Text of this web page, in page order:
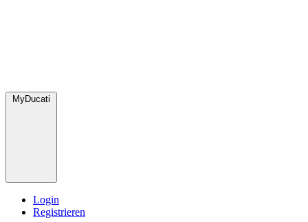
MyDucati
Login
Registrieren